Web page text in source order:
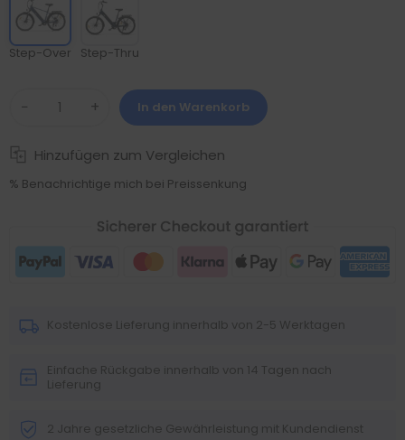
Step-Over Step-Thru
− + In den Warenkorb
Hinzufügen zum Vergleichen
% Benachrichtige mich bei Preissenkung
Kostenlose Lieferung innerhalb von 2-5 Werktagen
Einfache Rückgabe innerhalb von 14 Tagen nach
Lieferung
2 Jahre gesetzliche Gewährleistung mit Kundendienst